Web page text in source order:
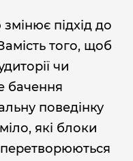
підхід до
того, щоб
чи
бачення
поведінку
які блоки
перетворюються